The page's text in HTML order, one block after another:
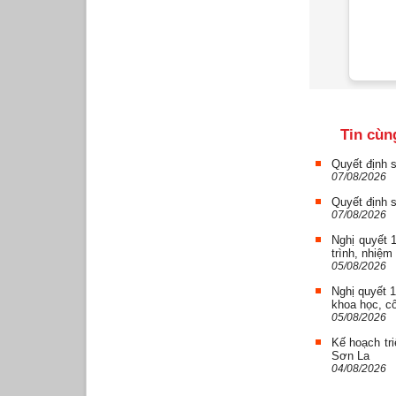
Tin
Quyết định
07/08/2026
Quyết định
07/08/2026
Nghị quyết
trình,
05/08/2026
Nghị quyết
khoa học,
05/08/2026
Kế hoạch
Sơn La
04/08/2026